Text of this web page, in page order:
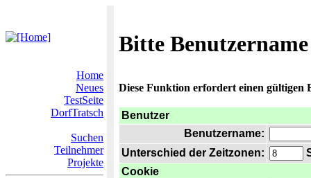
Bitte
Home
Neues
TestSeite
DorfTratsch
Suchen
Teilnehmer
Projekte
Diese Funktion erfordert einen gültigen
Benutzer
Benutzername:
Unterschied der Zeitzonen:
Cookie